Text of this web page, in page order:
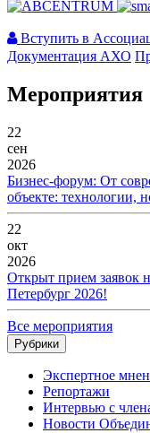
Вступить в
Документация АХО
Мероприятия
22
сен
2026
Бизнес-форум: От
объекте: технологии,
22
окт
2026
Открыт прием заявок
Петербург 2026!
Все мероприятия
Рубрики
Экспертное
Репортажи
Интервью с
Новости